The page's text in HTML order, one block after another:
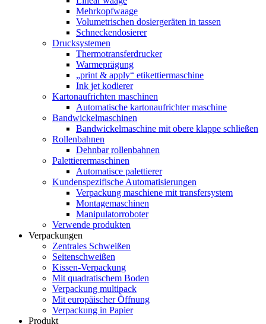
Mehrkopfwaage
Volumetrischen dosiergeräten in tassen
Schneckendosierer
Drucksystemen
Thermotransferdrucker
Warmeprägung
„print & apply“ etikettiermaschine
Ink jet kodierer
Kartonaufrichten maschinen
Automatische kartonaufrichter maschine
Bandwickelmaschinen
Bandwickelmaschine mit obere klappe schließen
Rollenbahnen
Dehnbar rollenbahnen
Palettierermaschinen
Automatisce palettierer
Kundenspezifische Automatisierungen
Verpackung maschiene mit transfersystem
Montagemaschinen
Manipulatorroboter
Verwende produkten
Verpackungen
Zentrales Schweißen
Seitenschweißen
Kissen-Verpackung
Mit quadratischem Boden
Verpackung multipack
Mit europäischer Öffnung
Verpackung in Papier
Produkt